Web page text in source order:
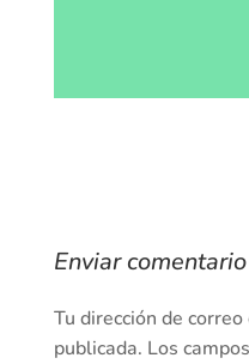
Enviar comentario
Tu dirección de
publicada. Los